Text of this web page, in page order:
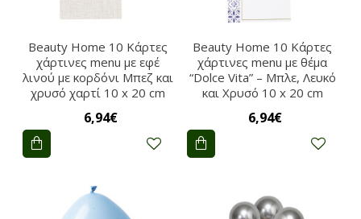
Beauty Home 10 Κάρτες
χάρτινες menu με εφέ
λινού με κορδόνι Μπεζ και
χρυσό χαρτί 10 x 20 cm
6,94€
Beauty Home 10 Κάρτες
χάρτινες menu με θέμα
“Dolce Vita” – Μπλε, Λευκό
και Χρυσό 10 x 20 cm
6,94€